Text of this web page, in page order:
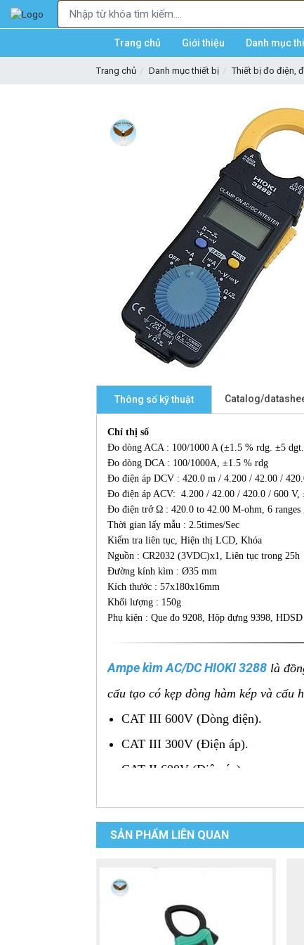
Trang chủ Giới thiệu Danh mục
Trang chủ Danh mục thiết bị Thiết bị đo điện,
Thông số kỹ thuật Catalog/
Chỉ thị số
Đo dòng ACA : 100/1000 A (±1.5 % rdg. ±5
Đo dòng DCA : 100/1000A, ±1.5 % rdg
Đo điện áp DCV : 420.0 m / 4.200 / 42.00 /
Đo điện áp ACV: 4.200 / 42.00 / 420.0 / 600 V,
Đo điện trở Ω : 420.0 to 42.00 M-ohm, 6 ranges
Thời gian lấy mẫu : 2.5times/Sec
Kiểm tra liên tục, Hiện thị LCD, Khóa
Nguồn : CR2032 (3VDC)x1, Liên tục trong 25h
Đường kính kìm : Ø35 mm
Kích thước : 57x180x16mm
Khối lượng : 150g
Phụ kiện : Que đo 9208, Hộp đựng 9398, HDSD
Ampe kìm AC/DC HIOKI 3288 là
cấu tạo có kẹp dòng hàm kép và cấu
CAT III 600V (Dòng điện).
CAT III 300V (Điện áp).
CAT II 600V (Điện áp).
Ampe kìm AC/DC HIOKI 3288
này sở hữu các đặc điểm ưu việt sau
Có màn hình LCD rõ ràng, người
Đầu kìm của sản phẩm có đường
Sản phẩm có khả năng đo dòng
SẢN PHẨM LIÊN QUAN